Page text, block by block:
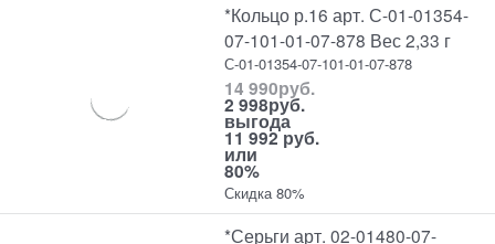
*Кольцо р.16 арт. С-01-01354-
07-101-01-07-878 Вес 2,33 г
С-01-01354-07-101-01-07-878
14 990руб.
2 998руб.
выгода
11 992 руб.
или
80%
Скидка 80%
*Серьги арт. 02-01480-07-